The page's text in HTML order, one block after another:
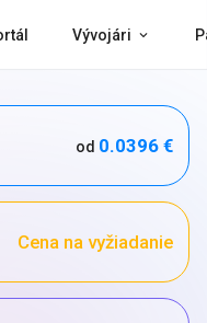
Vývojári
od 0.0396 €
Cena na vyžiadanie